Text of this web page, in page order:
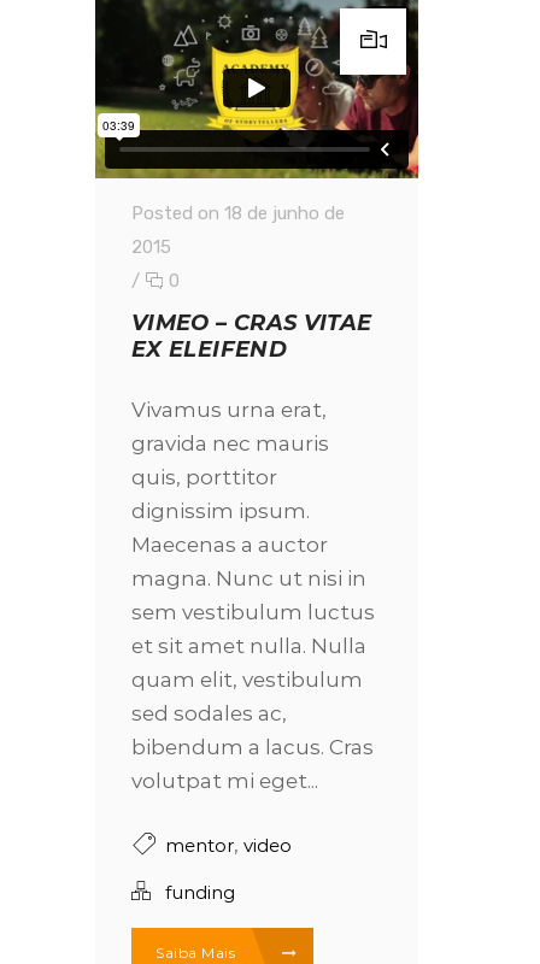
Posted on 18 de junho de
2015
/
0
VIMEO – CRAS VITAE
EX ELEIFEND
Vivamus urna erat,
gravida nec mauris
quis, porttitor
dignissim ipsum.
Maecenas a auctor
magna. Nunc ut nisi in
sem vestibulum luctus
et sit amet nulla. Nulla
quam elit, vestibulum
sed sodales ac,
bibendum a lacus. Cras
volutpat mi eget...
mentor, video
funding
Saiba Mais